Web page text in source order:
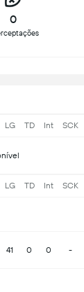
0
LG TD Int SCK
LG TD Int SCK
41 0 0 -